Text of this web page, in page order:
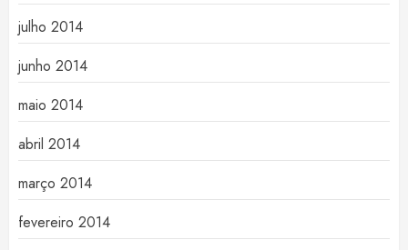
julho 2014
junho 2014
maio 2014
abril 2014
março 2014
fevereiro 2014